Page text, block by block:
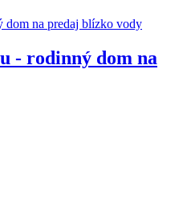
- rodinný dom na